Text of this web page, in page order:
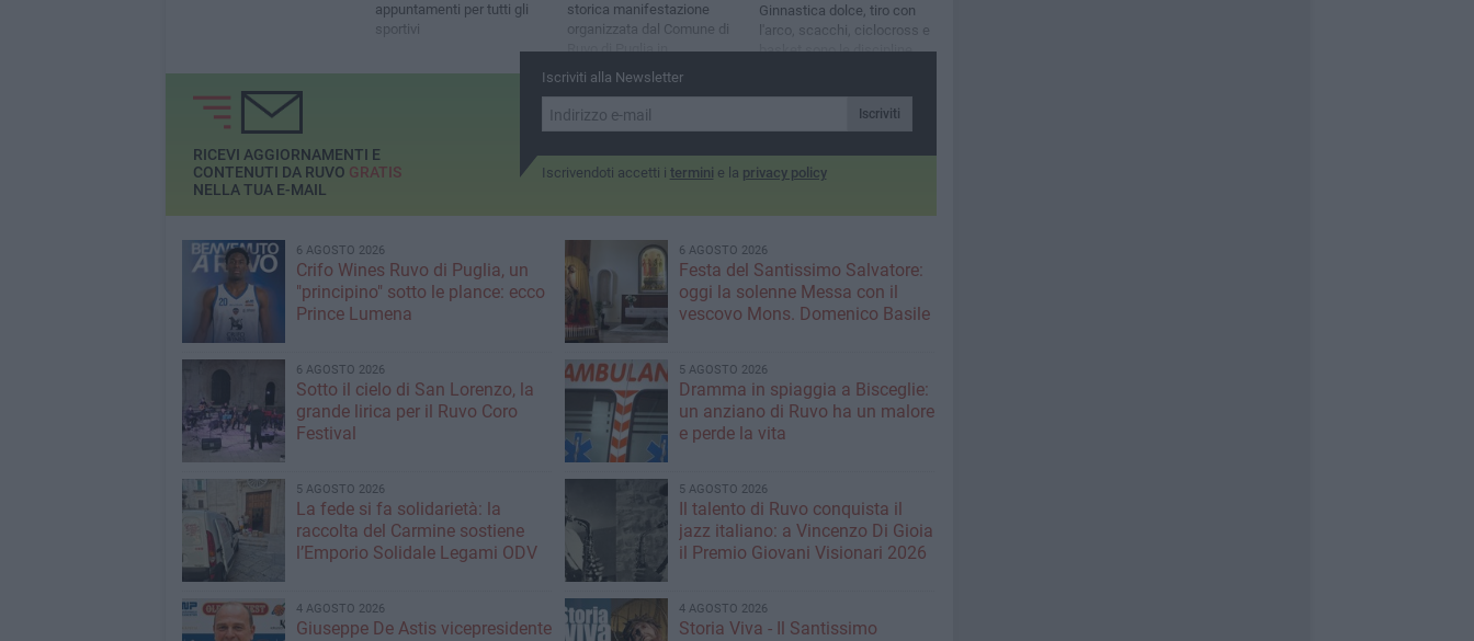
appuntamenti per tutti gli
sportivi
storica manifestazione
organizzata dal Comune di
Ruvo di Puglia in
collaborazione con il Forum
Ginnastica dolce, tiro con
l'arco, scacchi, ciclocross e
basket sono le discipline
Iscriviti alla Newsletter
Iscriviti
Iscrivendoti accetti i termini e la privacy policy
RICEVI AGGIORNAMENTI E
CONTENUTI DA RUVO GRATIS
NELLA TUA E-MAIL
6 AGOSTO 2026
Crifo Wines Ruvo di Puglia, un
"principino" sotto le plance: ecco
Prince Lumena
6 AGOSTO 2026
Festa del Santissimo Salvatore:
oggi la solenne Messa con il
vescovo Mons. Domenico Basile
6 AGOSTO 2026
Sotto il cielo di San Lorenzo, la
grande lirica per il Ruvo Coro
Festival
5 AGOSTO 2026
Dramma in spiaggia a Bisceglie:
un anziano di Ruvo ha un malore
e perde la vita
5 AGOSTO 2026
La fede si fa solidarietà: la
raccolta del Carmine sostiene
l’Emporio Solidale Legami ODV
5 AGOSTO 2026
Il talento di Ruvo conquista il
jazz italiano: a Vincenzo Di Gioia
il Premio Giovani Visionari 2026
4 AGOSTO 2026
Giuseppe De Astis vicepresidente
4 AGOSTO 2026
Storia Viva - Il Santissimo